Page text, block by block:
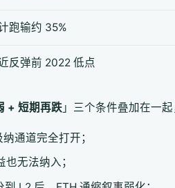
跑输约 35%
反弹前 2022 低点
+ 短期再跌 」三个条件叠加在一
通道完全打开；
无法纳入；